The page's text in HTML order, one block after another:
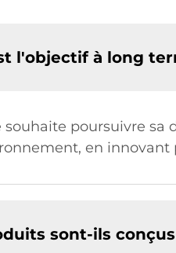
l'objectif à long
souhaite poursuivre sa
en innovant
sont-ils